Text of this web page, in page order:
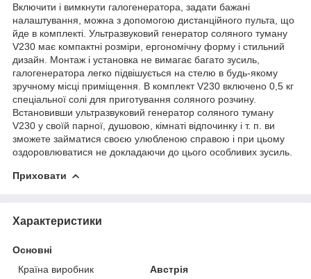
Включити і вимкнути галогенератора, задати бажані
налаштування, можна з допомогою дистанційного пульта, що
йде в комплекті. Ультразвуковий генератор соляного туману
V230 має компактні розміри, ергономічну форму і стильний
дизайн. Монтаж і установка не вимагає багато зусиль,
галогенератора легко підвішується на стелю в будь-якому
зручному місці приміщення. В комплект V230 включено 0,5 кг
спеціальної солі для приготування соляного розчину.
Встановивши ультразвуковий генератор соляного туману
V230 у своїй парної, душовою, кімнаті відпочинку і т. п. ви
зможете займатися своєю улюбленою справою і при цьому
оздоровлюватися не докладаючи до цього особливих зусиль.
Приховати
Характеристики
Основні
Країна виробник
Австрія